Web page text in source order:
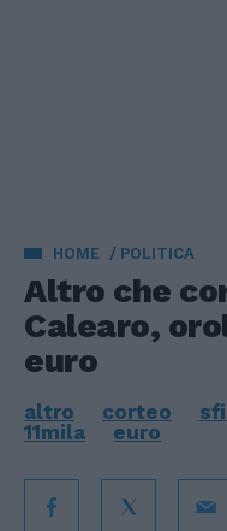
HOME POLITICA
Altro che
Calearo,
euro
altro corteo
11mila
euro